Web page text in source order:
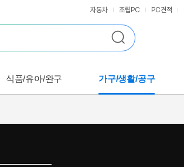
자동차 조립PC PC견적
식품/유아/완구 가구/생활/공구